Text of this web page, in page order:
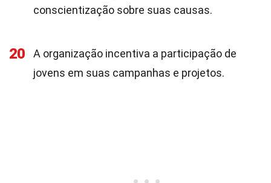
conscientização sobre suas causas.
20
A organização incentiva a participação de
jovens em suas campanhas e projetos.